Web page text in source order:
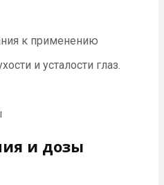
к применению
и усталости глаз.
и дозы